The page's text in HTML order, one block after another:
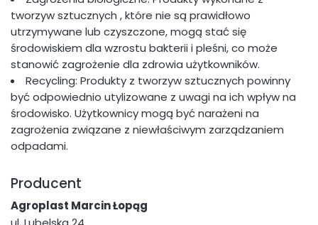
tworzyw sztucznych , które nie są prawidłowo
utrzymywane lub czyszczone, mogą stać się
środowiskiem dla wzrostu bakterii i pleśni, co może
stanowić zagrożenie dla zdrowia użytkowników.
Recycling: Produkty z tworzyw sztucznych powinny
być odpowiednio utylizowane z uwagi na ich wpływ na
środowisko. Użytkownicy mogą być narażeni na
zagrożenia związane z niewłaściwym zarządzaniem
odpadami.
Producent
Agroplast Marcin Łopąg